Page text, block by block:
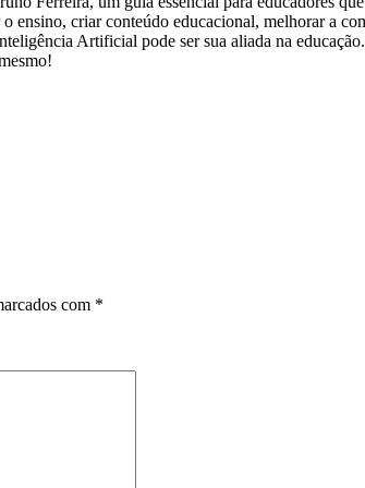
criar conteúdo educacional, melhorar a
Artificial pode ser sua aliada na
com *